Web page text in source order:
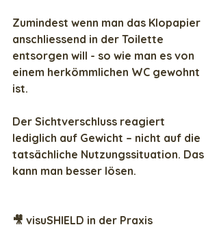
Zumindest wenn man das Klopapier
anschliessend in der Toilette
entsorgen will - so wie man es von
einem herkömmlichen WC gewohnt
ist.
Der Sichtverschluss reagiert
lediglich auf Gewicht – nicht auf die
tatsächliche Nutzungssituation. Das
kann man besser lösen.
🎥 visuSHIELD in der Praxis